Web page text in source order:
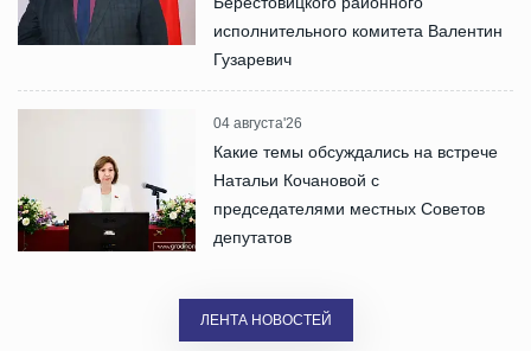
исполнительного комитета Валентин
Гузаревич
04 августа'26
Какие темы обсуждались на встрече
Натальи Кочановой с
председателями местных Советов
депутатов
ЛЕНТА НОВОСТЕЙ